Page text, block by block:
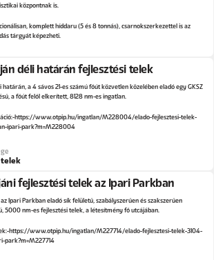
központnak is.
komplett híddaru (5 és 8 tonnás), csarnokszerkezettel is az
tárgyát képezheti.
déli határán fejlesztési telek
határán, a 4 sávos 21-es számú főút közvetlen közelében eladó egy GKSZ
a főút felől elkerített, 8128 nm-es ingatlan.
https://www.otpip.hu/ingatlan/M228004/elado-fejlesztesi-telek-
ipari-park?m=M228004
fejlesztési telek az Ipari Parkban
Ipari Parkban eladó sík felületű, szabályszerűen és szakszerűen
5000 nm-es fejlesztési telek, a létesítmény fő utcájában.
https://www.otpip.hu/ingatlan/M227714/elado-fejlesztesi-telek-3104-
park?m=M227714